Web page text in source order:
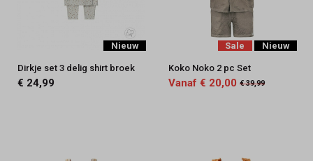
Nieuw
Dirkje set 3 delig shirt broek
€ 24,99
Sale Nieuw
Koko Noko 2 pc Set
Vanaf € 20,00 € 39,99